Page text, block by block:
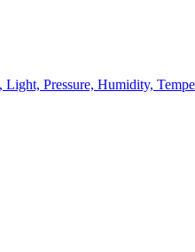
Pressure, Humidity,